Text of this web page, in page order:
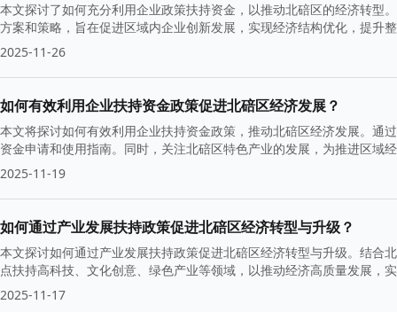
本文探讨了如何充分利用企业政策扶持资金，以推动北碚区的经济转型
方案和策略，旨在促进区域内企业创新发展，实现经济结构优化，提升
2025-11-26
如何有效利用企业扶持资金政策促进北碚区经济发展？
本文将探讨如何有效利用企业扶持资金政策，推动北碚区经济发展。通
资金申请和使用指南。同时，关注北碚区特色产业的发展，为推进区域
2025-11-19
如何通过产业发展扶持政策促进北碚区经济转型与升级？
本文探讨如何通过产业发展扶持政策促进北碚区经济转型与升级。结合
点扶持高科技、文化创意、绿色产业等领域，以推动经济高质量发展，
2025-11-17